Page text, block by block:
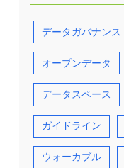
データガバナンス
オープンデータ
データスペース
ガイドライン
ウォーカブル